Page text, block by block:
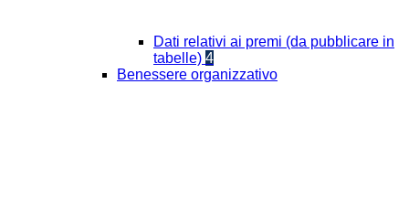
Dati relativi ai premi (da pubblicare in
tabelle) 4
Benessere organizzativo